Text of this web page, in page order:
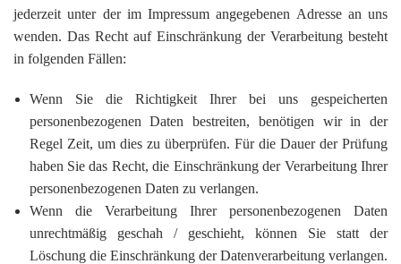
jederzeit unter der im Impressum angegebenen Adresse an uns
wenden. Das Recht auf Einschränkung der Verarbeitung besteht
in folgenden Fällen:
Wenn Sie die Richtigkeit Ihrer bei uns gespeicherten
personenbezogenen Daten bestreiten, benötigen wir in der
Regel Zeit, um dies zu überprüfen. Für die Dauer der Prüfung
haben Sie das Recht, die Einschränkung der Verarbeitung Ihrer
personenbezogenen Daten zu verlangen.
Wenn die Verarbeitung Ihrer personenbezogenen Daten
unrechtmäßig geschah / geschieht, können Sie statt der
Löschung die Einschränkung der Datenverarbeitung verlangen.